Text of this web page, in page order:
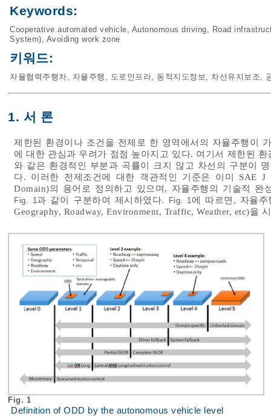
Keywords:
Cooperative automated vehicle, Autonomous driving, Road
System), Avoiding work zone
키워드:
자율협력주행차, 자율주행 , 도로인프라, 동적지도정보, 차선유지보조,
1. 서 론
제한된 환경이나 조건을 전제로 한 영역에서의 자율주행이
에 대한 관심과 우려가 점점 높아지고 있다. 여기서 제한된
와 같은 환경적인 부분과 곡률이 크지 않고 차선의 구분이
다. 이러한 전제조건에 대한 객관적인 기준은 이미 SAE J
Domain)의 용어로 정의하고 있으며, 자율주행의 기술적
Fig. 1과 같이 구분하여 제시하였다. Fig. 1에 따르면, 자율
Geography, Roadway, Environment, Traffic, Weather, etc)을
Fig. 1
Definition of ODD by the autonomous vehicle level